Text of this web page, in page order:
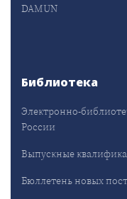
DAMUN
Библиотека
Электронно-
России
Выпускные
Бюллетень новых